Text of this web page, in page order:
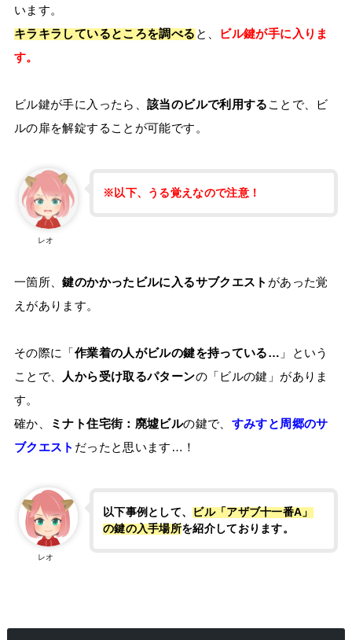
います。
キラキラしているところを調べる と、
ビル鍵が手に入りま
す。
ビル鍵が手に入ったら、該当のビルで利用する ことで、ビ
ルの扉を解錠することが可能です。
レオ
※以下、うる覚えなので注意！
一箇所、鍵のかかったビルに入るサブクエスト があった覚
えがあります。
その際に「作業着の人がビルの鍵を持っている… 」という
ことで、
人から受け取るパターンの「ビルの鍵」がありま
す。
確か、
ミナト住宅街：廃墟ビルの鍵で、 すみすと周郷のサ
ブクエスト だったと思います…！
レオ
以下事例として、
ビル「アザブ十一番A」
の鍵の入手場所を紹介しております。